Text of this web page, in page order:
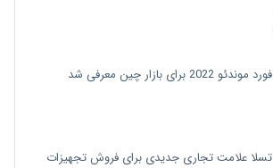
فورد موندئو 2022 برای بازار چین معرفی شد
تسلا علامت تجاری جدیدی برای فروش تجهیزات